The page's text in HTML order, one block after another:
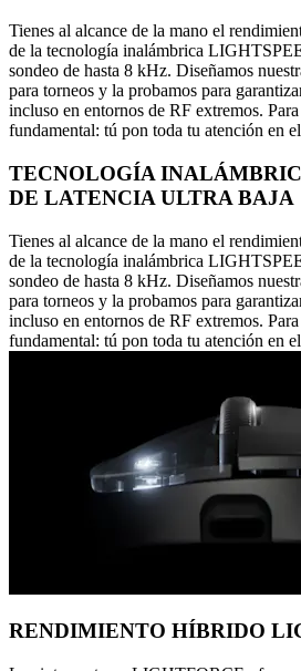
Tienes al alcance de la mano el
de la tecnología inalámbrica
sondeo de hasta 8 kHz. Diseñamos
para torneos y la probamos para
incluso en entornos de RF extremos.
fundamental: tú pon toda tu atención en
TECNOLOGÍA
DE LATENCIA ULTRA BAJA
Tienes al alcance de la mano el
de la tecnología inalámbrica
sondeo de hasta 8 kHz. Diseñamos
para torneos y la probamos para
incluso en entornos de RF extremos.
fundamental: tú pon toda tu atención en
RENDIMIENTO HÍBRIDO